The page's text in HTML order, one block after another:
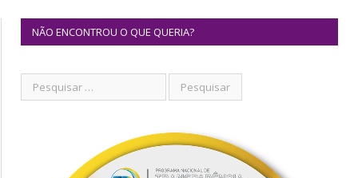
NÃO ENCONTROU O QUE QUERIA?